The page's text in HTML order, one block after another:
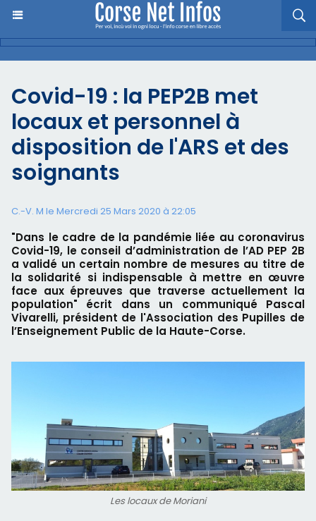
Covid-19 : la PEP2B met
locaux et personnel à
disposition de l'ARS et des
soignants
C.-V. M le Mercredi 25 Mars 2020 à 22:05
"Dans le cadre de la pandémie liée au coronavirus
Covid-19, le conseil d’administration de l’AD PEP 2B
a validé un certain nombre de mesures au titre de
la solidarité si indispensable à mettre en œuvre
face aux épreuves que traverse actuellement la
population" écrit dans un communiqué Pascal
Vivarelli, président de l'Association des Pupilles de
l’Enseignement Public de la Haute-Corse.
Les locaux de Moriani